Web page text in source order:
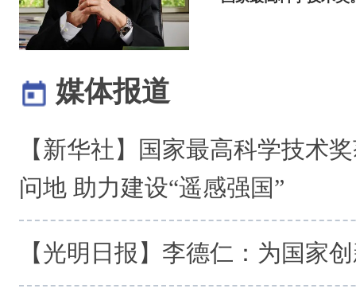
媒体报道
【新华社】国家最高科学技术
问地 助力建设“遥感强国”
【光明日报】李德仁：为国家